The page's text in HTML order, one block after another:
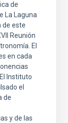
de
La Laguna
de este
Reunión
El
en cada
Instituto
el
de
y de las